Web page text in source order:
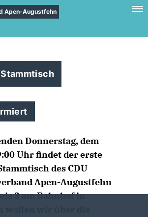
Apen-Augustfehn
Donnerstag, dem
Uhr findet der erste
des CDU
Apen-Augustfehn
3 am Bahnhof in
wollen wir über die